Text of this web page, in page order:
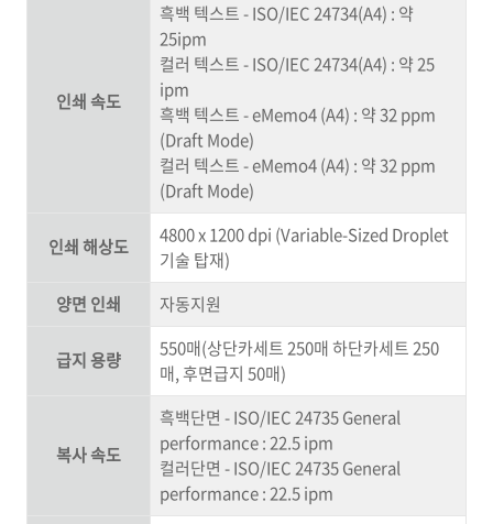
인쇄 속도
흑백 텍스트 - ISO/IEC 24734(A4) : 약
25ipm
컬러 텍스트 - ISO/IEC 24734(A4) : 약 25
ipm
흑백 텍스트 - eMemo4 (A4) : 약 32 ppm
(Draft Mode)
컬러 텍스트 - eMemo4 (A4) : 약 32 ppm
(Draft Mode)
인쇄 해상도
4800 x 1200 dpi (Variable-Sized Droplet
기술 탑재)
양면 인쇄
자동지원
급지 용량
550매(상단카세트 250매 하단카세트 250
매, 후면급지 50매)
복사 속도
흑백단면 - ISO/IEC 24735 General
performance : 22.5 ipm
컬러단면 - ISO/IEC 24735 General
performance : 22.5 ipm